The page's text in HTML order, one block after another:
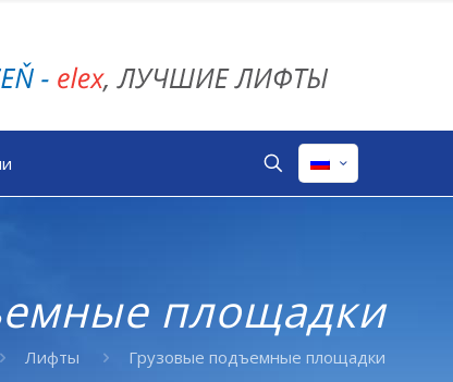
площадки
Лифты Грузовые подъемные площадки